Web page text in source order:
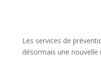
Les services de
désormais une